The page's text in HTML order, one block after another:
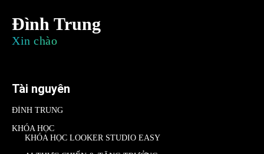
Đình Trung
Xin chào
Tài nguyên
ĐÌNH TRUNG
KHÓA HỌC
KHÓA HỌC LOOKER STUDIO EASY